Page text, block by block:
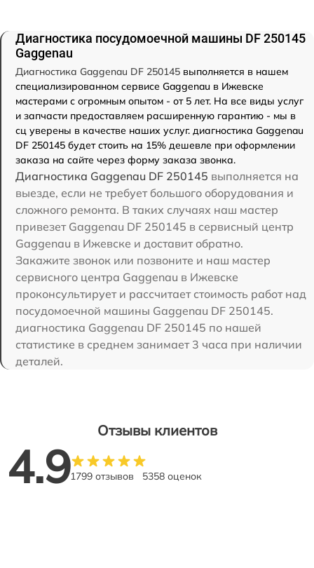
Диагностика посудомоечной машины DF 250145
Gaggenau
Диагностика Gaggenau DF 250145 выполняется в нашем
специализированном сервисе Gaggenau в Ижевске
мастерами с огромным опытом - от 5 лет. На все виды услуг
и запчасти предоставляем расширенную гарантию - мы в
сц уверены в качестве наших услуг. диагностика Gaggenau
DF 250145 будет стоить на 15% дешевле при оформлении
заказа на сайте через форму заказа звонка.
Диагностика Gaggenau DF 250145 выполняется на
выезде, если не требует большого оборудования и
сложного ремонта. В таких случаях наш мастер
привезет Gaggenau DF 250145 в сервисный центр
Gaggenau в Ижевске и доставит обратно.
Закажите звонок или позвоните и наш мастер
сервисного центра Gaggenau в Ижевске
проконсультирует и рассчитает стоимость работ над
посудомоечной машины Gaggenau DF 250145.
диагностика Gaggenau DF 250145 по нашей
статистике в среднем занимает 3 часа при наличии
деталей.
Отзывы клиентов
4.91799 отзывов 5358 оценок